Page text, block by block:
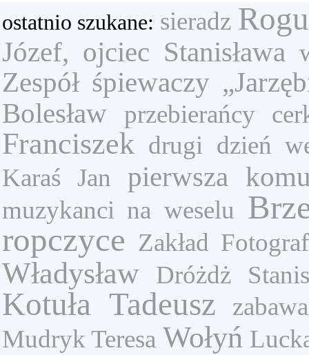
ostatnio szukane: sieradz
Józef, ojciec Stanisława
Zespół śpiewaczy
Bolesław
przebierańcy
Franciszek drugi dzień
Karaś Jan
pierwsza
muzykanci na weselu
ropczyce Zakład
Władysław Dróżdż
Kotuła Tadeusz
zabawa
Mudryk Teresa Wołyń